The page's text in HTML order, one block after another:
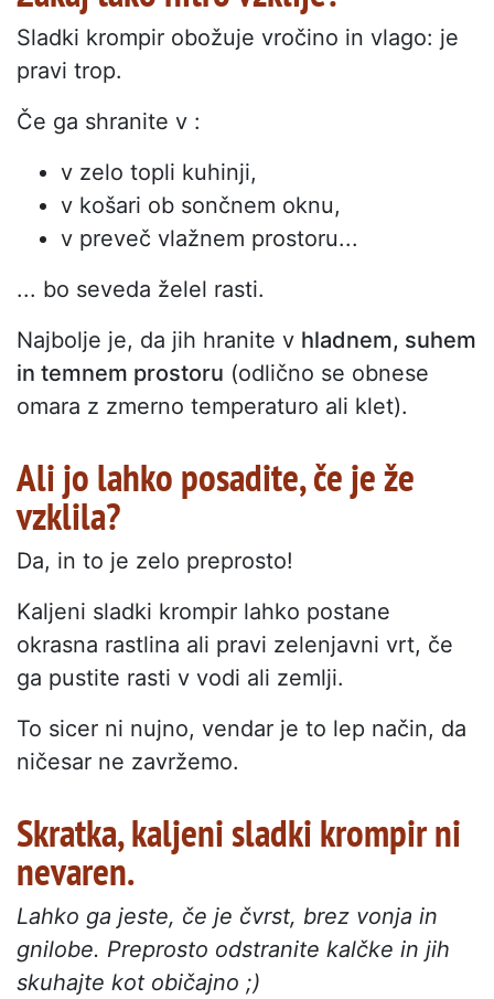
Sladki krompir obožuje vročino in vlago: je
pravi trop.
Če ga shranite v :
v zelo topli kuhinji,
v košari ob sončnem oknu,
v preveč vlažnem prostoru...
... bo seveda želel rasti.
Najbolje je, da jih hranite v hladnem, suhem
in temnem prostoru (odlično se obnese
omara z zmerno temperaturo ali klet).
Ali jo lahko posadite, če je že
vzklila?
Da, in to je zelo preprosto!
Kaljeni sladki krompir lahko postane
okrasna rastlina ali pravi zelenjavni vrt, če
ga pustite rasti v vodi ali zemlji.
To sicer ni nujno, vendar je to lep način, da
ničesar ne zavržemo.
Skratka, kaljeni sladki krompir ni
nevaren.
Lahko ga jeste, če je čvrst, brez vonja in
gnilobe. Preprosto odstranite kalčke in jih
skuhajte kot običajno ;)